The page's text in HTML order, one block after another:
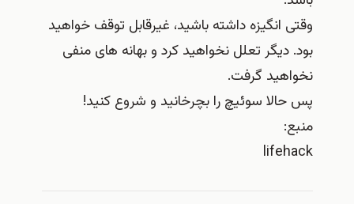
وقتی انگیزه داشته باشید، غیرقابل توقف خواهید
بود. دیگر تعلل نخواهید کرد و بهانه های منفی
نخواهید گرفت.
پس حالا سوئیچ را بچرخانید و شروع کنید!
منبع:
lifehack